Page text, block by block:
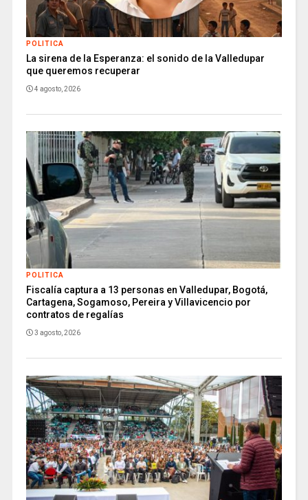
POLITICA
La sirena de la Esperanza: el sonido de la Valledupar
que queremos recuperar
4 agosto, 2026
POLITICA
Fiscalía captura a 13 personas en Valledupar, Bogotá,
Cartagena, Sogamoso, Pereira y Villavicencio por
contratos de regalías
3 agosto, 2026